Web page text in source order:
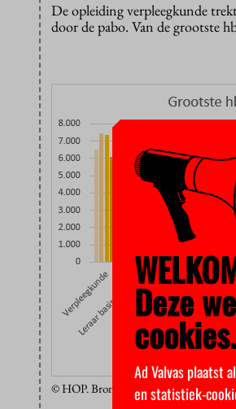
De opleiding verpleegkunde
door de pabo. Van de grootste
© HOP. Bron: Vereniging
Deze
cookies.
Ad Valvas plaatst
en statistiek-